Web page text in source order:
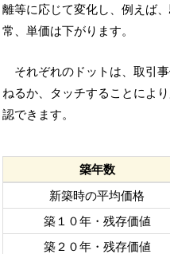
離等に応じて変化し、例えば
常、単価は下がります。
それぞれのドットは、取引
ねるか、タッチすることによ
認できます。
築年数
新築時の平均価格
築１０年・残存価値
築２０年・残存価値